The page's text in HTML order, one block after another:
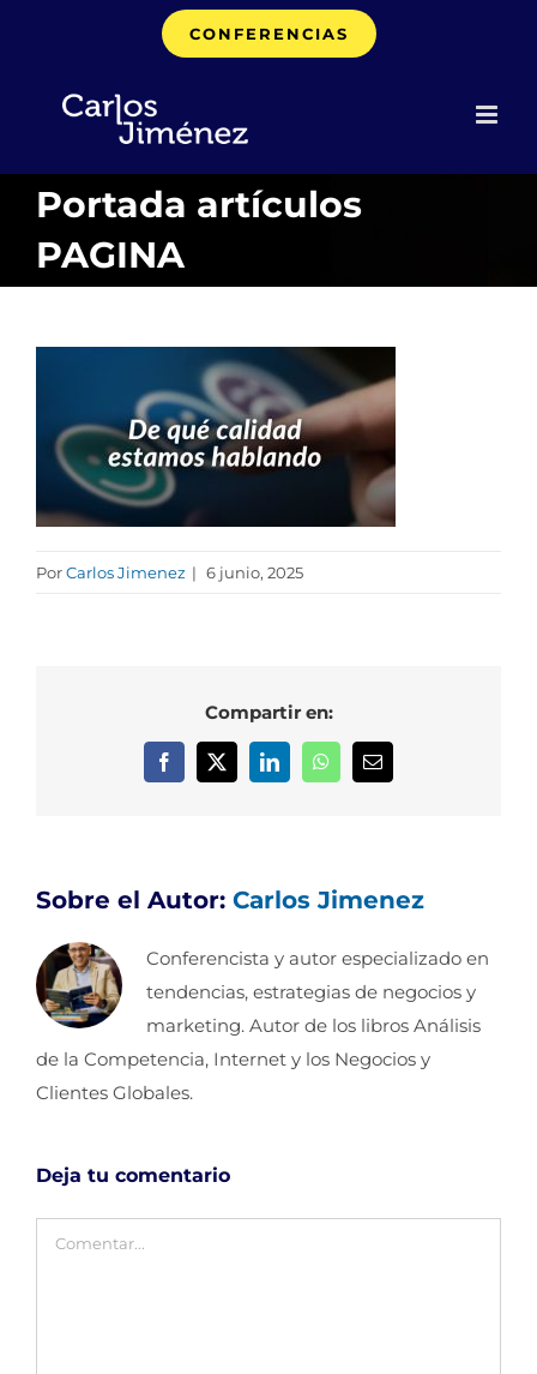
CONFERENCIAS
Portada artículos
PAGINA
PorCarlos Jimenez | 6 junio, 2025
Compartir en:
Facebook
X LinkedInWhatsAppCorreo
Sobre el Autor: Carlos Jimenez
Conferencista y autor especializado en
tendencias, estrategias de negocios y
marketing. Autor de los libros Análisis
de la Competencia, Internet y los Negocios y
Clientes Globales.
Deja tu comentario
Comentar